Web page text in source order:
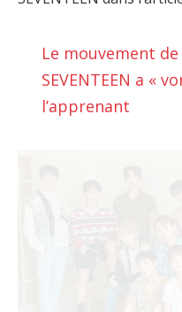
Le mouvement
SEVENTEEN a «
l’apprenant